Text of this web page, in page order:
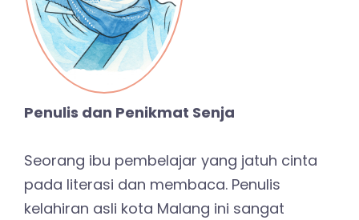
Penulis dan Penikmat Senja
Seorang ibu pembelajar yang jatuh cinta
pada literasi dan membaca. Penulis
kelahiran asli kota Malang ini sangat